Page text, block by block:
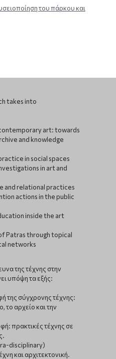
του πάρκου και
takes into
art: towards
and knowledge
in social spaces
in art and
and relational practices
actions in the public
inside the art
Patras through topical
networks
της τέχνης στην
υπόψη τα εξής:
της σύγχρονης τέχνης:
το αρχείο και την
πρακτικές τέχνης σε
disciplinary)
και αρχιτεκτονική.